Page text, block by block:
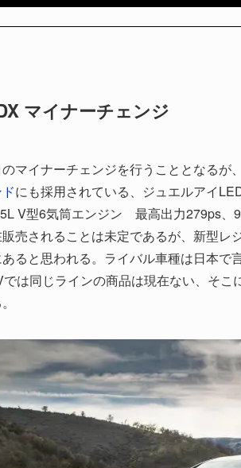
マイナーチェンジ
マイナーチェンジを行うこととなるが
にも採用されている、ジュエルアイ
V型6気筒エンジン 最高出力279ps、
売されることは未定であるが、新型
ると思われる。ライバル車種は日本
は同じラインの商品は現在ない、そ